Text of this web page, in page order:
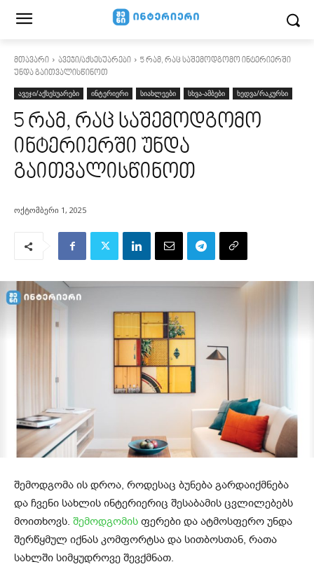
მთავარი ავეჯი/აქსესუარები
5 რამ, რაც საშემოდგომო ინტერიერში
უნდა გაითვალისწინოთ
ავეჯი/აქსესუარები ინტერიერი სიახლეები სხვა-ამბები ხედვა/რაკურსი
5 რამ, რაც საშემოდგომო
ინტერიერში უნდა
გაითვალისწინოთ
ოქტომბერი 1, 2025
შემოდგომა ის დროა, როდესაც ბუნება გარდაიქმნება
და ჩვენი სახლის ინტერიერიც შესაბამის ცვლილებებს
მოითხოვს. შემოდგომის ფერები და ატმოსფერო უნდა
შერწყმულ იქნას კომფორტსა და სითბოსთან, რათა
სახლში სიმყუდროვე შევქმნათ.